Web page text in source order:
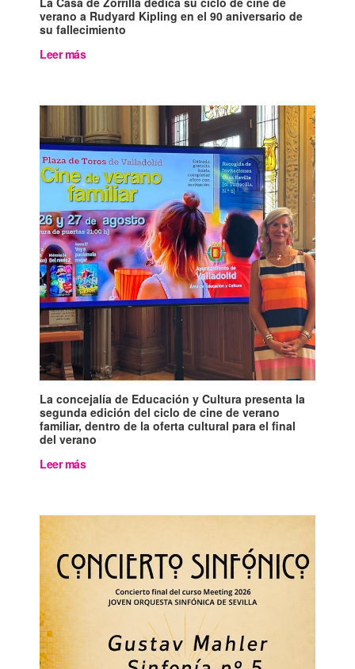
verano a Rudyard Kipling en el 90 aniversario de
su fallecimiento
Leer más
La concejalía de Educación y Cultura presenta la
segunda edición del ciclo de cine de verano
familiar, dentro de la oferta cultural para el final
del verano
Leer más